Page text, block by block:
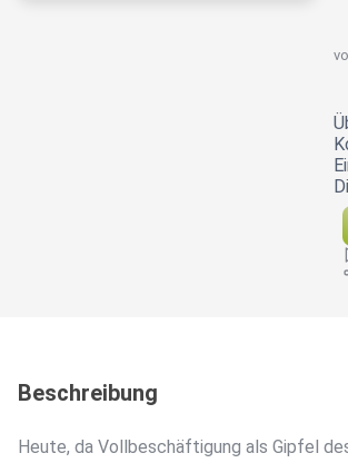
Beschreibung
Heute, da Vollbeschäftigung als Gipfel